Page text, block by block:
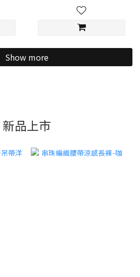
Show more
新品上市